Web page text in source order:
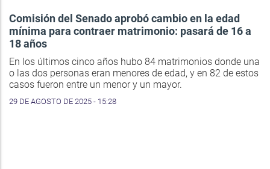
Comisión del Senado aprobó cambio en la edad
mínima para contraer matrimonio: pasará de 16 a
18 años
En los últimos cinco años hubo 84 matrimonios donde una
o las dos personas eran menores de edad, y en 82 de estos
casos fueron entre un menor y un mayor.
29 DE AGOSTO DE 2025 - 15:28